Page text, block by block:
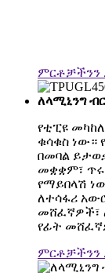
ምርቶቻችንን
ለላሚኒንግ
የቲፒዩ
ቁሳቁስ ነው።
በመባል
መቋቋም፣
የማይበላሽ
ለተሳፋሪ
መሸፈኛዎች፣
የፊት
ምርቶቻችንን